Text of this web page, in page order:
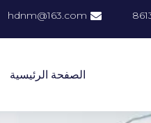
hdnm@163.com
الصفحة الرئيسية